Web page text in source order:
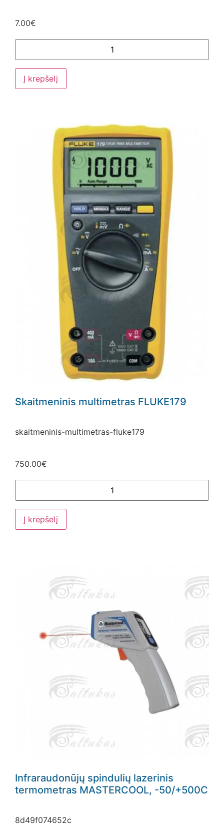
7.00€
Į krepšelį
Skaitmeninis multimetras FLUKE179
skaitmeninis-multimetras-fluke179
750.00€
Į krepšelį
Infraraudonūjų spindulių lazerinis
termometras MASTERCOOL, -50/+500C
8d49f074652c